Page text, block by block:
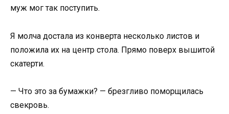
муж мог так поступить.
Я молча достала из конверта несколько листов и
положила их на центр стола. Прямо поверх вышитой
скатерти.
— Что это за бумажки? — брезгливо поморщилась
свекровь.